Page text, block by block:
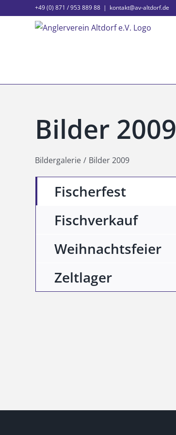
+49 (0) 871 / 953 889 88 | kontakt@av-altdorf.de
Bilder 2009
Bildergalerie Bilder 2009
Fischerfest
Fischverkauf
Weihnachtsfeier
Zeltlager